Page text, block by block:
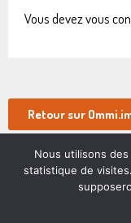
Vous devezvous
Retour sur
Nous utilisons
statistique de